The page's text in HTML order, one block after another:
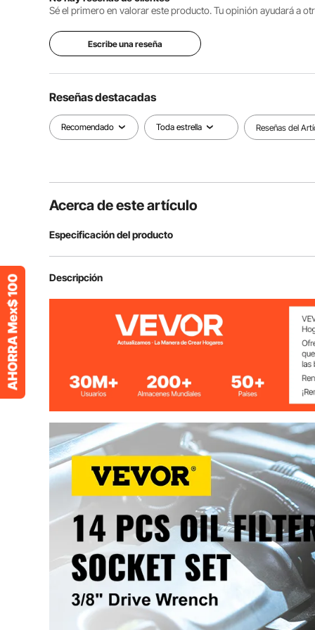
Sé el primero en valorar este producto. Tu opinión ayudará a
Escribe una reseña
Reseñas destacadas
Recomendado Toda estrella Reseñas del
Acerca de este artículo
Especificación del producto
Modelo
Acabado
Peso del producto 5,39 lb/2,44
Descripción